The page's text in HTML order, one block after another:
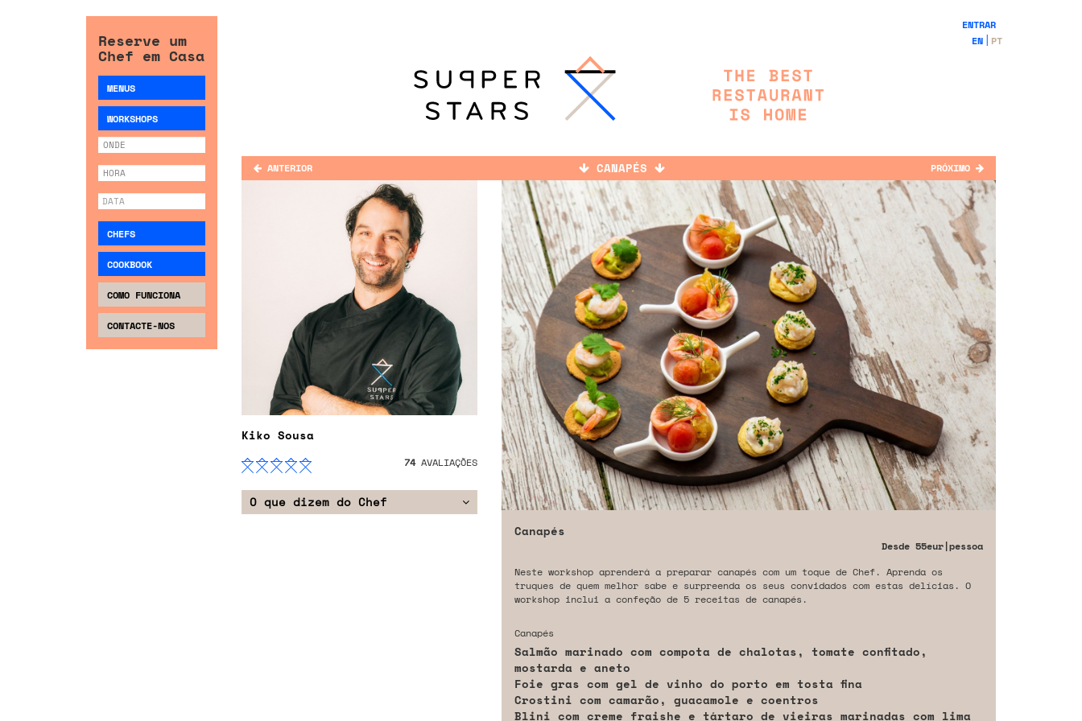
Reserve um
Chef em Casa
MENUS
WORKSHOPS
CHEFS
COOKBOOK
COMO FUNCIONA
CONTACTE-NOS
ENTRAR
EN
PT
ANTERIOR CANAPÉS PRÓXIMO
Kiko Sousa
74AVALIAÇÕES
O que dizem do Chef
Canapés
Desde 55eur|pessoa
Neste workshop aprenderá a preparar canapés com um toque de Chef. Aprenda os
truques de quem melhor sabe e surpreenda os seus convidados com estas delícias. O
workshop inclui a confeção de 5 receitas de canapés.
Canapés
Salmão marinado com compota de chalotas, tomate confitado,
mostarda e aneto
Foie gras com gel de vinho do porto em tosta fina
Crostini com camarão, guacamole e coentros
Blini com creme fraishe e tártaro de vieiras marinadas com lima